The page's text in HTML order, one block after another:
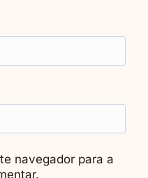
navegador para a